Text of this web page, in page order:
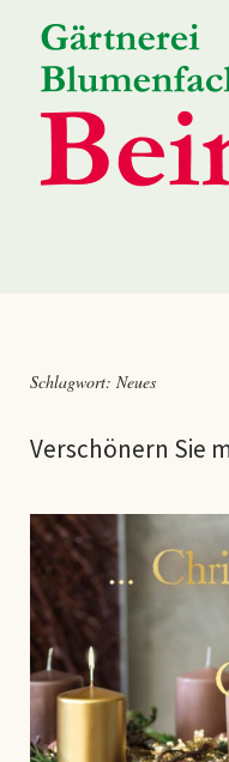
Schlagwort: Neues
Verschönern Sie